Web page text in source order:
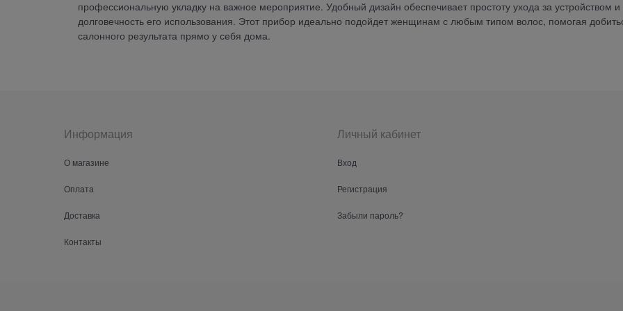
профессиональную укладку на важное мероприятие. Удобный дизайн обеспечивает простоту ухода за устройством и
долговечность его использования. Этот прибор идеально подойдет женщинам с любым типом волос, помогая
салонного результата прямо у себя дома.
Информация
О магазине
Оплата
Доставка
Контакты
Личный кабинет
Вход
Регистрация
Забыли пароль?